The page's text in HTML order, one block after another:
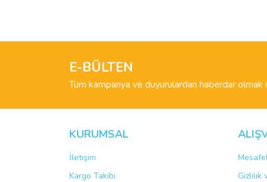
Ürün resmi kalitesiz, bozuk veya
Bu ürüne benzer farklı alternatifler olmalı.
E-BÜLTEN
Tüm kampanya ve duyurulardan haberdar
KURUMSAL
İletişim
Kargo Takibi
Gizlilik